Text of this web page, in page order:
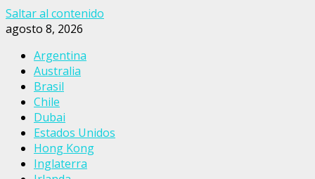
Saltar al contenido
agosto 8, 2026
Argentina
Australia
Brasil
Chile
Dubai
Estados Unidos
Hong Kong
Inglaterra